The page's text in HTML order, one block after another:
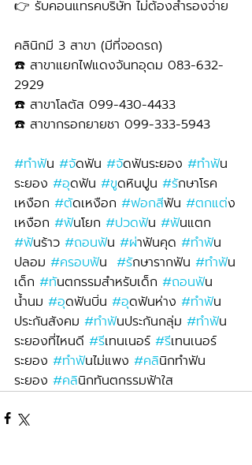
👉 รับคอนแทรคบริษัท ไม่ต้องสำรองจ่าย
คลินิกมี 3 สาขา (มีที่จอดรถ)
☎️ สาขาแยกไฟแดงจันทอุดม 083-632-
2929
☎️ สาขาโลตัส 099-430-4433
☎️ สาขากรอกยายชา 099-333-5943
#ทำฟัน #จัดฟัน #จัดฟันระยอง #ทำฟัน
ระยอง #อุดฟัน #ขูดหินปูน #รักษาโรค
เหงือก #ตัดเหงือก #ฟอกสีฟัน #ตกแต่ง
เหงือก #ฟันโยก #ปวดฟัน #ฟันแตก
#ฟันร้าว #ถอนฟัน #ผ่าฟันคุด #ทำฟัน
ปลอม #ครอบฟัน #รักษารากฟัน #ทำฟัน
เด็ก #ทันตกรรมสำหรับเด็ก #ถอนฟัน
น้ำนม #อุดฟันบิ่น #อุดฟันห่าง #ทำฟัน
ประกันสังคม #ทำฟันประกันกลุ่ม #ทำฟัน
ระยองที่ไหนดี #รีเทนเนอร์ #รีเทนเนอร์
ระยอง #ทำฟันไม่แพง #คลินิกทำฟัน
ระยอง #คลินิกทันตกรรมฟ้าใส